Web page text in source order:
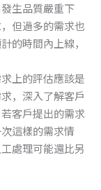
生品質嚴重下
但過多的需求也
的時間內上線，
上的評估應該是
，深入了解客戶
客戶提出的需求
這樣的需求情
處理可能還比另